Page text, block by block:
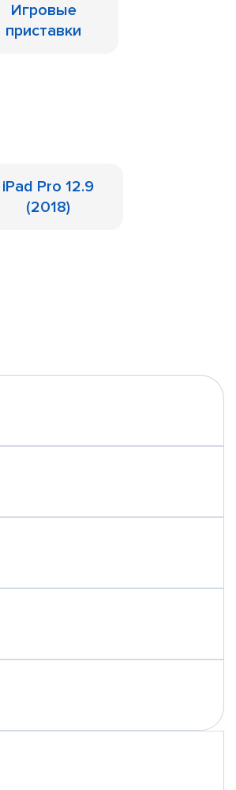
Игровые
приставки
iPad Pro 12.9
(2018)